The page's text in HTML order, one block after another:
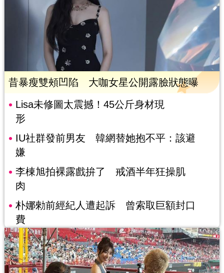
昔暴瘦雙頰凹陷 大咖女星公開露臉狀態曝
Lisa未修圖太震撼！45公斤身材現
形
IU社群發前男友 韓網替她抱不平：該避
嫌
李棟旭拍裸露戲拚了 戒酒半年狂操肌
肉
朴娜勑前經紀人遭起訴 曾索取巨額封口
費